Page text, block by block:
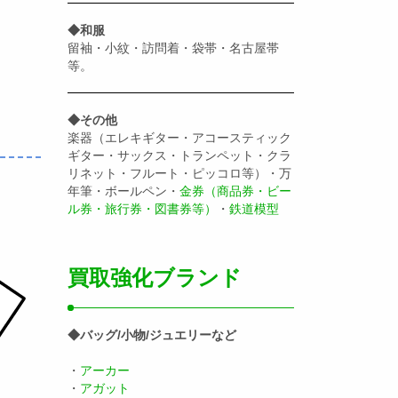
◆和服
留袖・小紋・訪問着・袋帯・名古屋帯
等。
◆その他
楽器（エレキギター・アコースティック
ギター・サックス・トランペット・クラ
リネット・フルート・ピッコロ等）・万
年筆・ボールペン・ 金券（商品券・ビー
ル券・旅行券・図書券等）
・ 鉄道模型
買取強化ブランド
◆バッグ/小物/ジュエリーなど
・ アーカー
・ アガット